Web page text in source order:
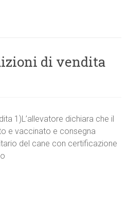
di vendita
1)L’allevatore dichiara che il
e vaccinato e consegna
del cane con certificazione